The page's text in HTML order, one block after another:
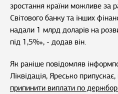
зростання країни можливе за
Світового банку та інших
надали 1 млрд доларів на
під 1,5%», - додав він.
Як раніше повідомляв
Ліквідація, Яресько
припинити виплати по